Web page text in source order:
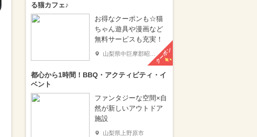
る猫カフェ♪
お得なクーポンも☆猫
ちゃん遊具や漫画など
無料サービスも充実！
山梨県中巨摩郡昭和町 クーポン
都心から1時間！BBQ・アクティビティ・イ
ベント
ファンタジーな空間×自
然が新しいアウトドア
施設
山梨県上野原市